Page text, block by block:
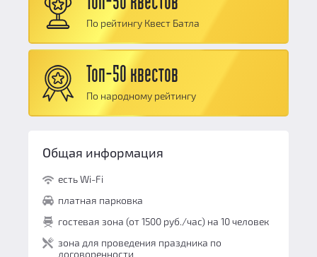
Общий балл:
Логические задачи:
Персонал и безопасность:
Общий балл:
По рейтингу Квест Батла
Топ-50 квестов
По народному рейтингу
Общая информация
есть Wi-Fi
платная парковка
гостевая зона (от 1500 руб./час) на 10 человек
зона для проведения праздника по
договоренности